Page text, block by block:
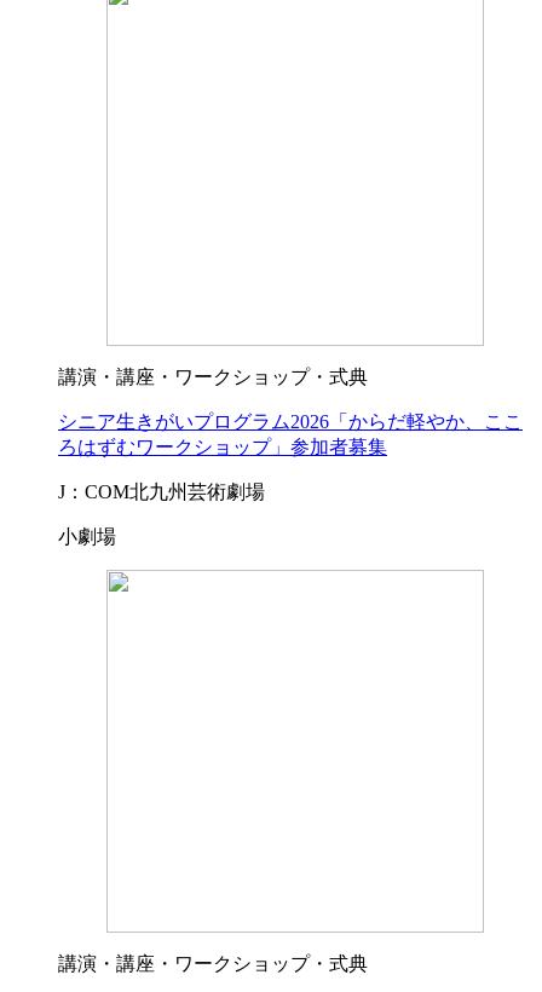
講演・講座・ワークショップ・式典
シニア生きがいプログラム2026「からだ軽やか、ここ
ろはずむワークショップ」参加者募集
J：COM北九州芸術劇場
小劇場
講演・講座・ワークショップ・式典